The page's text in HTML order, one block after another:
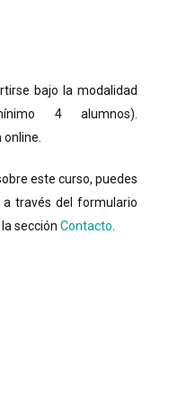
bajo la modalidad
4 alumnos).
este curso, puedes
a través del formulario
sección Contacto